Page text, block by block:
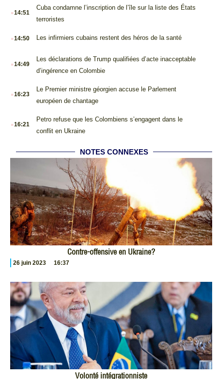
.14:51
Cuba condamne l’inscription de l’île sur la liste des États
terroristes
.14:50 Les infirmiers cubains restent des héros de la santé
.14:49
Les déclarations de Trump qualifiées d’acte inacceptable
d’ingérence en Colombie
.16:23
Le Premier ministre géorgien accuse le Parlement
européen de chantage
.16:21
Petro refuse que les Colombiens s’engagent dans le
conflit en Ukraine
NOTES CONNEXES
Contre-offensive en Ukraine?
26 juin 2023 16:37
Volonté intégrationniste